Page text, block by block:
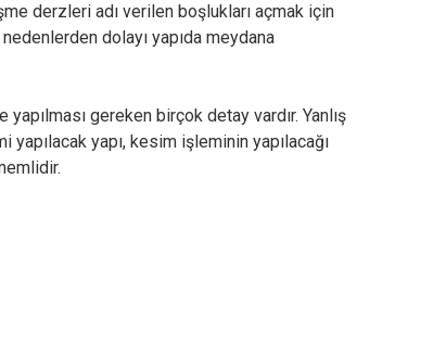
derzleri adı verilen boşlukları açmak için
dolayı yapıda meydana
yapılması gereken birçok detay vardır. Yanlış
yapılacak yapı, kesim işleminin yapılacağı